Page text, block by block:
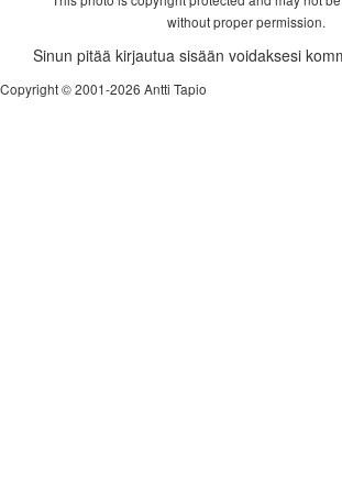
without proper permission.
Sinun pitää kirjautua sisään voidaksesi
Copyright © 2001-2026 Antti Tapio